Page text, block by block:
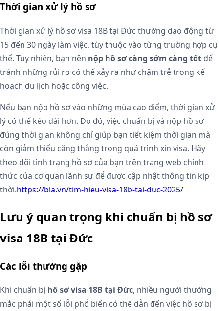
Thời gian xử lý hồ sơ
Thời gian xử lý hồ sơ visa 18B tại Đức thường dao động từ
15 đến 30 ngày làm việc, tùy thuộc vào từng trường hợp cụ
thể. Tuy nhiên, bạn nên nộp hồ sơ càng sớm càng tốt để
tránh những rủi ro có thể xảy ra như chậm trễ trong kế
hoạch du lịch hoặc công việc.
Nếu bạn nộp hồ sơ vào những mùa cao điểm, thời gian xử
lý có thể kéo dài hơn. Do đó, việc chuẩn bị và nộp hồ sơ
đúng thời gian không chỉ giúp bạn tiết kiệm thời gian mà
còn giảm thiểu căng thẳng trong quá trình xin visa. Hãy
theo dõi tình trạng hồ sơ của bạn trên trang web chính
thức của cơ quan lãnh sự để được cập nhật thông tin kịp
thời.https://bla.vn/tim-hieu-visa-18b-tai-duc-2025/
Lưu ý quan trọng khi chuẩn bị hồ sơ
visa 18B tại Đức
Các lỗi thường gặp
Khi chuẩn bị hồ sơ visa 18B tại Đức, nhiều người thường
mắc phải một số lỗi phổ biến có thể dẫn đến việc hồ sơ bị